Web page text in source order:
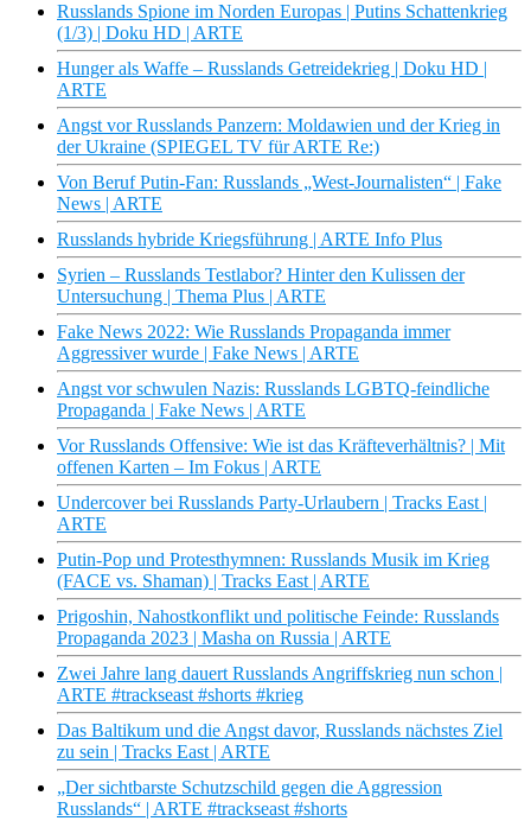
Russlands Spione im Norden Europas | Putins Schattenkrieg
(1/3) | Doku HD | ARTE
Hunger als Waffe – Russlands Getreidekrieg | Doku HD |
ARTE
Angst vor Russlands Panzern: Moldawien und der Krieg in
der Ukraine (SPIEGEL TV für ARTE Re:)
Von Beruf Putin-Fan: Russlands „West-Journalisten“ | Fake
News | ARTE
Russlands hybride Kriegsführung | ARTE Info Plus
Syrien – Russlands Testlabor? Hinter den Kulissen der
Untersuchung | Thema Plus | ARTE
Fake News 2022: Wie Russlands Propaganda immer
Aggressiver wurde | Fake News | ARTE
Angst vor schwulen Nazis: Russlands LGBTQ-feindliche
Propaganda | Fake News | ARTE
Vor Russlands Offensive: Wie ist das Kräfteverhältnis? | Mit
offenen Karten – Im Fokus | ARTE
Undercover bei Russlands Party-Urlaubern | Tracks East |
ARTE
Putin-Pop und Protesthymnen: Russlands Musik im Krieg
(FACE vs. Shaman) | Tracks East | ARTE
Prigoshin, Nahostkonflikt und politische Feinde: Russlands
Propaganda 2023 | Masha on Russia | ARTE
Zwei Jahre lang dauert Russlands Angriffskrieg nun schon |
ARTE #trackseast #shorts #krieg
Das Baltikum und die Angst davor, Russlands nächstes Ziel
zu sein | Tracks East | ARTE
„Der sichtbarste Schutzschild gegen die Aggression
Russlands“ | ARTE #trackseast #shorts